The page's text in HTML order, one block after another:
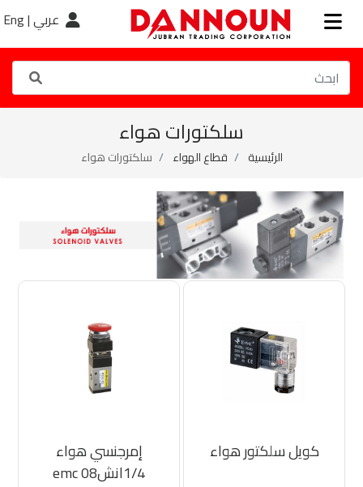
عربي |Eng
سلكتورات هواء
الرئيسية قطاع الهواء سلكتورات هواء
كويل سلكتور هواء
إمرجنسي هواء
1/4انشemc 08